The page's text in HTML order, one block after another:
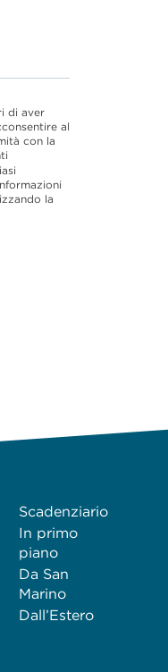
di aver
al
con la
la
Scadenziario
In primo
piano
Da San
Marino
Dall’Estero